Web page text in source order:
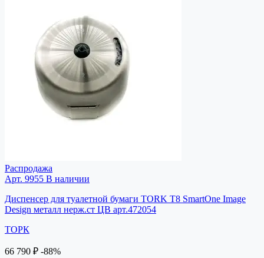
Распродажа
Арт. 9955 В наличии
Диспенсер для туалетной бумаги TORK T8 SmartOne Image
Design металл нерж.ст ЦВ арт.472054
ТОРК
66 790 ₽ -88%